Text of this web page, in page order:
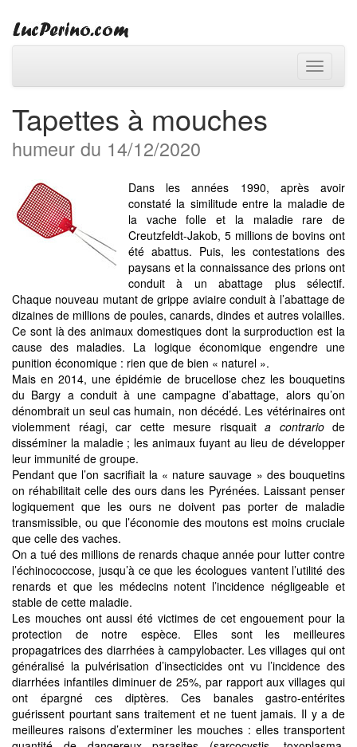
Toggle
Tapettes à mouches
humeur du 14/12/2020
Dans les années 1990, après avoir
constaté la similitude entre la maladie de
la vache folle et la maladie rare de
Creutzfeldt-Jakob, 5 millions de bovins ont
été abattus. Puis, les contestations des
paysans et la connaissance des prions ont
conduit à un abattage plus sélectif.
Chaque nouveau mutant de grippe aviaire conduit à l’abattage de
dizaines de millions de poules, canards, dindes et autres volailles.
Ce sont là des animaux domestiques dont la surproduction est la
cause des maladies. La logique économique engendre une
punition économique : rien que de bien « naturel ».
Mais en 2014, une épidémie de brucellose chez les bouquetins
du Bargy a conduit à une campagne d’abattage, alors qu’on
dénombrait un seul cas humain, non décédé. Les vétérinaires ont
violemment réagi, car cette mesure risquait a contrariode
disséminer la maladie ; les animaux fuyant au lieu de développer
leur immunité de groupe.
Pendant que l’on sacrifiait la « nature sauvage » des bouquetins
on réhabilitait celle des ours dans les Pyrénées. Laissant penser
logiquement que les ours ne doivent pas porter de maladie
transmissible, ou que l’économie des moutons est moins cruciale
que celle des vaches.
On a tué des millions de renards chaque année pour lutter contre
l’échinococcose, jusqu’à ce que les écologues vantent l’utilité des
renards et que les médecins notent l’incidence négligeable et
stable de cette maladie.
Les mouches ont aussi été victimes de cet engouement pour la
protection de notre espèce. Elles sont les meilleures
propagatrices des diarrhées à campylobacter. Les villages qui ont
généralisé la pulvérisation d’insecticides ont vu l’incidence des
diarrhées infantiles diminuer de 25%, par rapport aux villages qui
ont épargné ces diptères. Ces banales gastro-entérites
guérissent pourtant sans traitement et ne tuent jamais. Il y a de
meilleures raisons d’exterminer les mouches : elles transportent